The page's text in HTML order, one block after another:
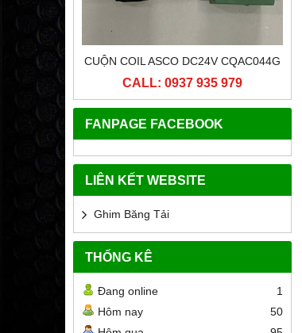
CUỘN COIL ASCO DC24V CQAC044G
CALL: 0937 935 979
FANPAGE FACEBOOK
LIÊN KẾT WEBSITE
Ghim Băng Tải
THỐNG KÊ
Đang online
1
Hôm nay
50